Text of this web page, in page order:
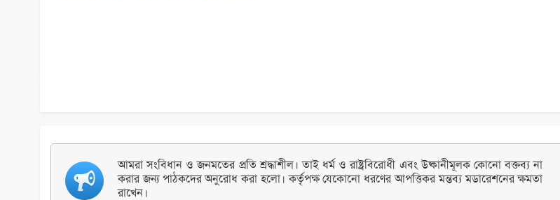
আমরা সংবিধান ও জনমতের প্রতি শ্রদ্ধাশীল। তাই ধর্ম ও রাষ্ট্রবিরোধী এবং উষ্কানীমূলক কোনো বক্তব্য না
করার জন্য পাঠকদের অনুরোধ করা হলো। কর্তৃপক্ষ যেকোনো ধরণের আপত্তিকর মন্তব্য মডারেশনের ক্ষমতা
রাখেন।